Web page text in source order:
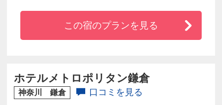
「藤沢駅」から江ノ電で「江ノ島」まで１１
分、「鎌倉」まで３４分
◆ホテル館内には、１０店舗以上の飲食店、周
辺には大型スーパー、専門店街もあり大変便
この宿のプランを見る
ホテルメトロポリタン鎌倉
神奈川 鎌倉 口コミを見る